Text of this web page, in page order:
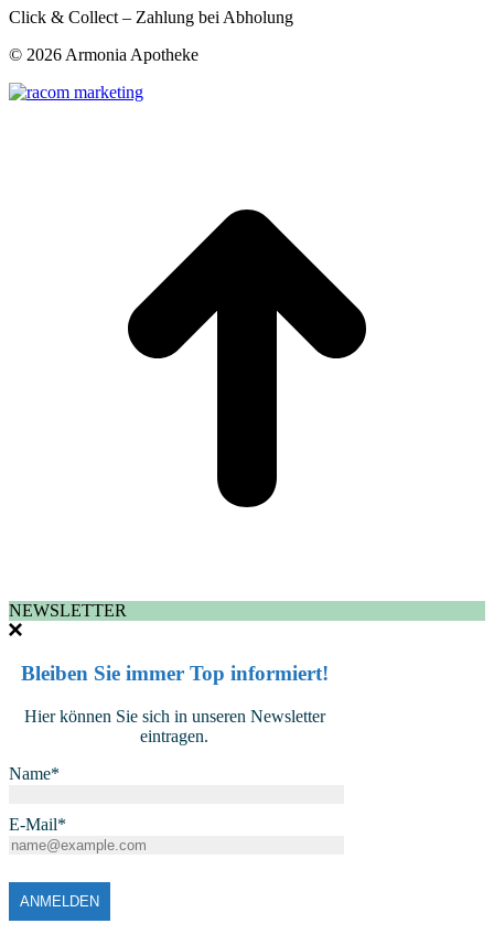
Click & Collect – Zahlung bei Abholung
© 2026 Armonia Apotheke
NEWSLETTER
Bleiben Sie immer Top informiert!
Hier können Sie sich in unseren Newsletter
eintragen.
Name*
E-Mail*
ANMELDEN